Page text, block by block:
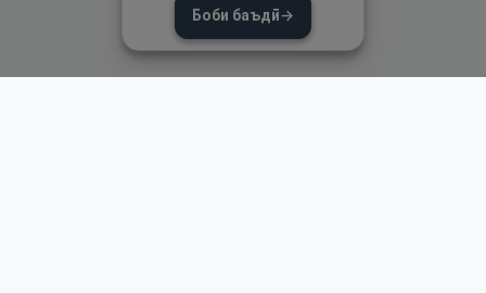
Боби баъдӣ→